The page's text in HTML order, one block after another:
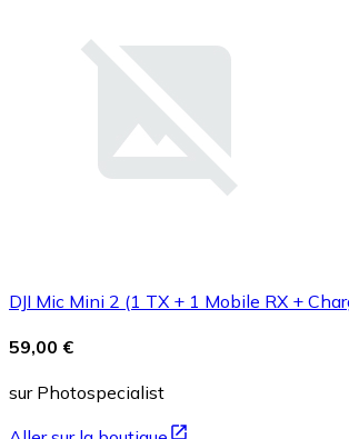
DJI Mic Mini 2 (1 TX + 1 Mobile RX +
59,00 €
sur Photospecialist